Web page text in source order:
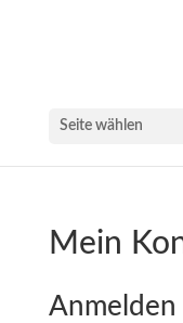
Seite wählen
Mein
Anmelden